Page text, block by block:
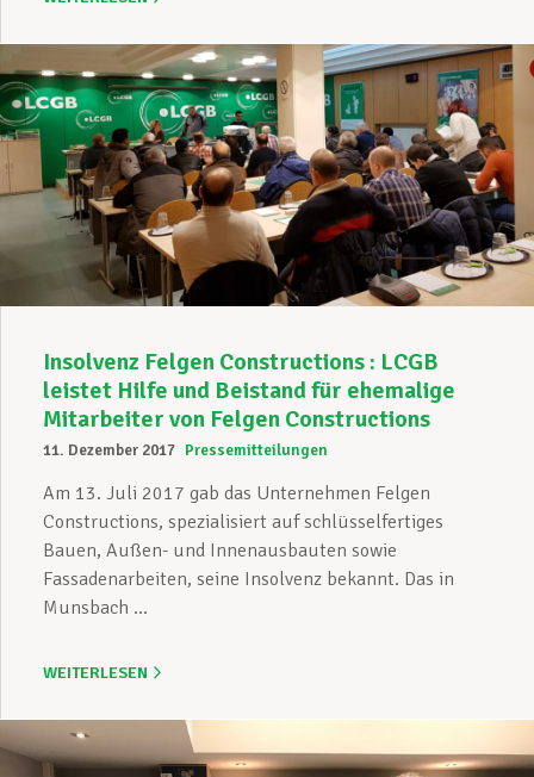
Insolvenz Felgen Constructions : LCGB
leistet Hilfe und Beistand für ehemalige
Mitarbeiter von Felgen Constructions
11. Dezember 2017 Pressemitteilungen
Am 13. Juli 2017 gab das Unternehmen Felgen
Constructions, spezialisiert auf schlüsselfertiges
Bauen, Außen- und Innenausbauten sowie
Fassadenarbeiten, seine Insolvenz bekannt. Das in
Munsbach ...
WEITERLESEN